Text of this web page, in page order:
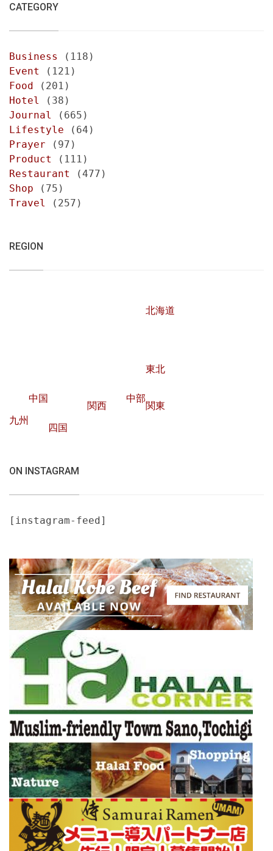
CATEGORY
Business
(118)
Event
(121)
Food (201)
Hotel
(38)
Journal
(665)
Lifestyle (64)
Prayer (97)
Product
(111)
Restaurant
(477)
Shop (75)
Travel
(257)
REGION
北海道
東北
中部
中国
関西
関東
九州
四国
ON INSTAGRAM
[instagram-feed]